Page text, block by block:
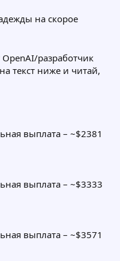
на скорое
разработчик
текст ниже и читай,
выплата – ~$2381
выплата – ~$3333
выплата – ~$3571